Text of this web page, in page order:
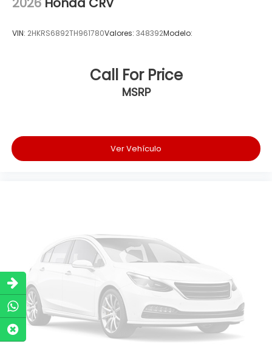
VIN: 2HKRS6892TH961780Valores: 348392Modelo:
Call For Price
MSRP
Ver Vehículo